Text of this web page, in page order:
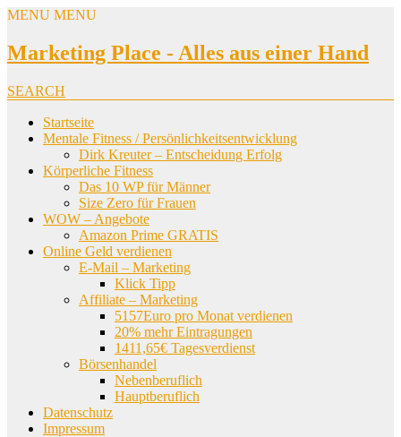
MENU MENU
Marketing Place - Alles aus einer Hand
SEARCH
Startseite
Mentale Fitness / Persönlichkeitsentwicklung
Dirk Kreuter – Entscheidung Erfolg
Körperliche Fitness
Das 10 WP für Männer
Size Zero für Frauen
WOW – Angebote
Amazon Prime GRATIS
Online Geld verdienen
E-Mail – Marketing
Klick Tipp
Affiliate – Marketing
5157Euro pro Monat verdienen
20% mehr Eintragungen
1411,65€ Tagesverdienst
Börsenhandel
Nebenberuflich
Hauptberuflich
Datenschutz
Impressum